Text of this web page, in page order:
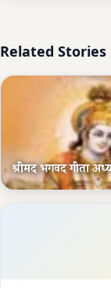
Related Stories
श्रीमद भगवद गीता